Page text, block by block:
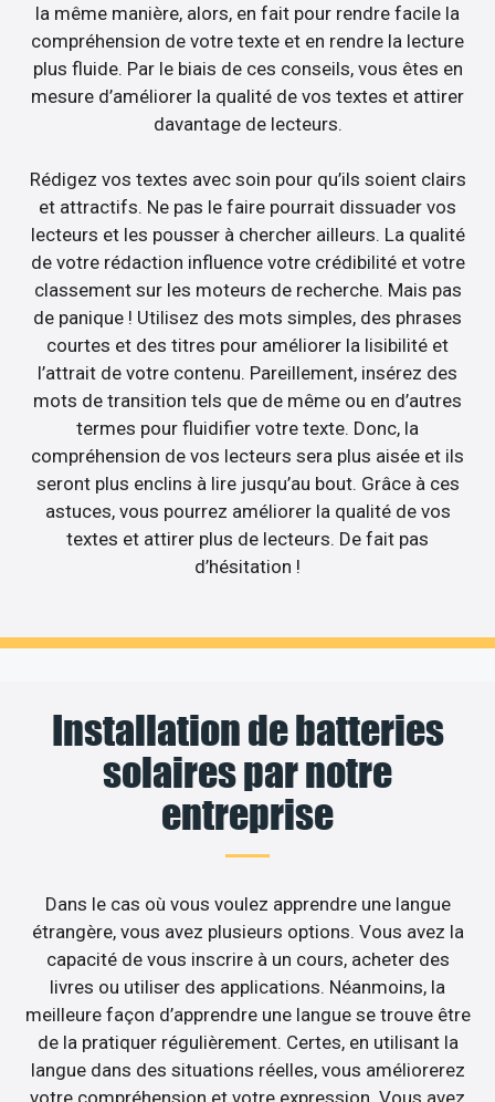
la même manière, alors, en fait pour rendre facile la
compréhension de votre texte et en rendre la lecture
plus fluide. Par le biais de ces conseils, vous êtes en
mesure d’améliorer la qualité de vos textes et attirer
davantage de lecteurs.
Rédigez vos textes avec soin pour qu’ils soient clairs
et attractifs. Ne pas le faire pourrait dissuader vos
lecteurs et les pousser à chercher ailleurs. La qualité
de votre rédaction influence votre crédibilité et votre
classement sur les moteurs de recherche. Mais pas
de panique ! Utilisez des mots simples, des phrases
courtes et des titres pour améliorer la lisibilité et
l’attrait de votre contenu. Pareillement, insérez des
mots de transition tels que de même ou en d’autres
termes pour fluidifier votre texte. Donc, la
compréhension de vos lecteurs sera plus aisée et ils
seront plus enclins à lire jusqu’au bout. Grâce à ces
astuces, vous pourrez améliorer la qualité de vos
textes et attirer plus de lecteurs. De fait pas
d’hésitation !
Installation de batteries
solaires par notre
entreprise
Dans le cas où vous voulez apprendre une langue
étrangère, vous avez plusieurs options. Vous avez la
capacité de vous inscrire à un cours, acheter des
livres ou utiliser des applications. Néanmoins, la
meilleure façon d’apprendre une langue se trouve être
de la pratiquer régulièrement. Certes, en utilisant la
langue dans des situations réelles, vous améliorerez
votre compréhension et votre expression. Vous avez